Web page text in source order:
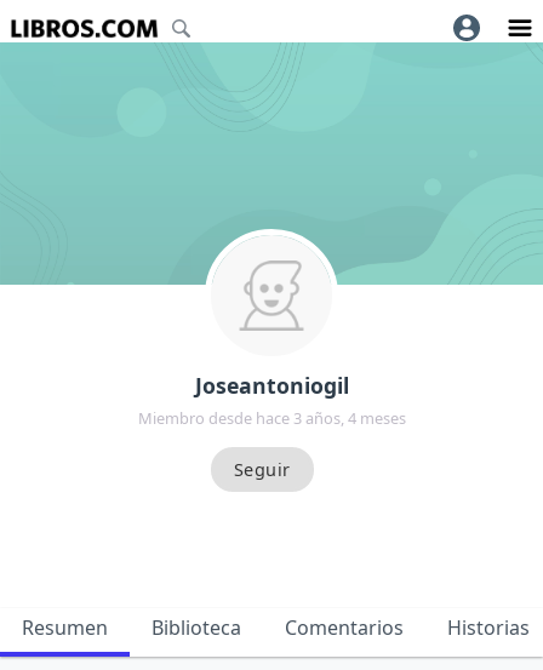
Joseantoniogil
Miembro desde hace 3 años, 4 meses
Resumen Biblioteca Comentarios Historias